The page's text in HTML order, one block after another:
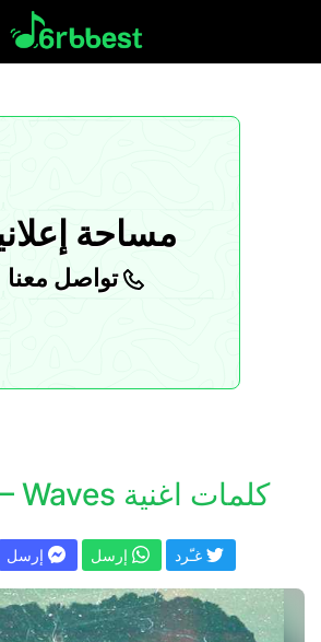
مساحة
تواصل معنا
كلمات اغنية CO8RA – Waves